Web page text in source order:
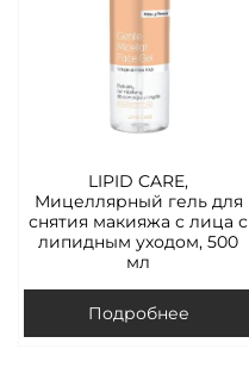
LIPID CARE,
Мицеллярный гель для
снятия макияжа с лица с
липидным уходом, 500
мл
Подробнее